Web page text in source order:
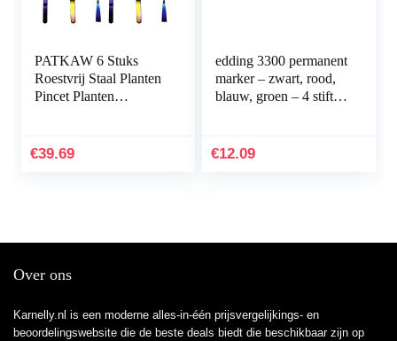
PATKAW 6 Stuks
Roestvrij Staal Planten
Pincet Planten
Hulpmiddelen Instellen
€39.69
edding 3300 permanent
marker – zwart, rood,
blauw, groen – 4 stiften
permanent marker…
€12.09
Over ons
Karnelly.nl is een moderne alles-in-één prijsvergelijkings- en
beoordelingswebsite die de beste deals biedt die beschikbaar zijn op